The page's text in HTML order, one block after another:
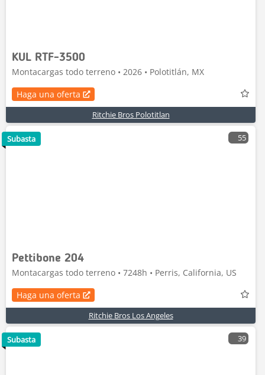
KUL RTF-3500
Montacargas todo terreno • 2026 • Polotitlán, MX
Haga una oferta
Ritchie Bros Polotitlan
55
Pettibone 204
Montacargas todo terreno • 7248h • Perris, California, US
Haga una oferta
Ritchie Bros Los Angeles
Subasta
39
Subasta